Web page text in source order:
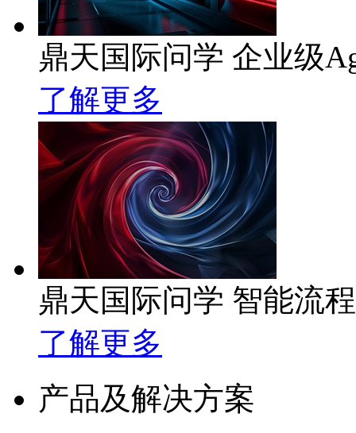
鼎天国际问学 企业级
了解更多
鼎天国际问学 智能流
了解更多
产品及解决方案